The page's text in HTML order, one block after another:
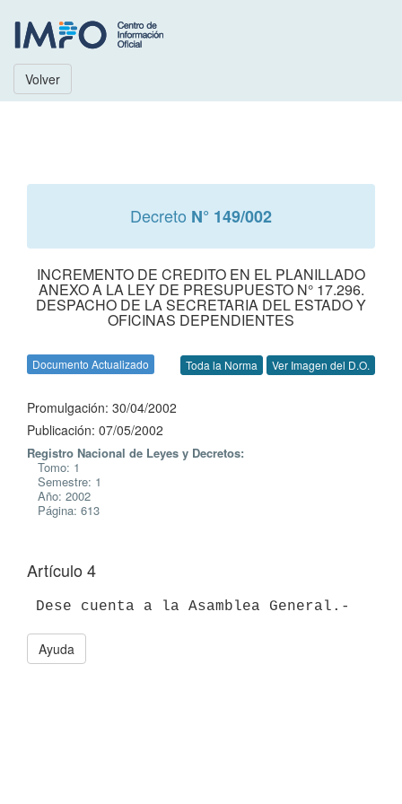
Volver
Decreto N° 149/002
INCREMENTO DE CREDITO EN EL PLANILLADO
ANEXO A LA LEY DE PRESUPUESTO N° 17.296.
DESPACHO DE LA SECRETARIA DEL ESTADO Y
OFICINAS DEPENDIENTES
Documento Actualizado Toda la Norma Ver Imagen del D.O.
Promulgación: 30/04/2002
Publicación: 07/05/2002
Registro Nacional de Leyes y Decretos:
Tomo: 1
Semestre: 1
Año: 2002
Página: 613
Artículo 4
Ayuda